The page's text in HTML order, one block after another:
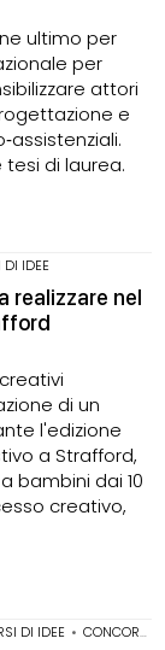
ultimo per
per
attori
e
di laurea.
DI IDEE
realizzare nel
di un
l'edizione
a Strafford,
bambini dai 10
creativo,
DI IDEE • CONCORSI PER STUDENTI